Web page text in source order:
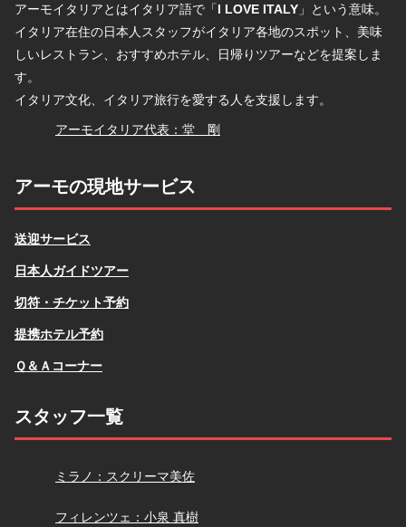
アーモイタリアとはイタリア語で「I LOVE ITALY 」という意味。
イタリア在住の日本人スタッフがイタリア各地のスポット、美味
しいレストラン、おすすめホテル、日帰りツアーなどを提案しま
す。
イタリア文化、イタリア旅行を愛する人を支援します。
堂
アーモイタリア代表：堂 剛
アーモの現地サービス
送迎サービス
日本人ガイドツアー
切符・チケット予約
提携ホテル予約
Ｑ＆Ａコーナー
スタッフ一覧
スクリーマ
ミラノ：スクリーマ美佐
小泉
フィレンツェ：小泉 真樹